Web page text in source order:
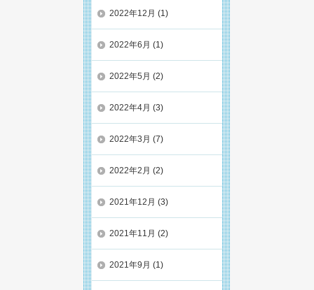
2022年12月 (1)
2022年6月 (1)
2022年5月 (2)
2022年4月 (3)
2022年3月 (7)
2022年2月 (2)
2021年12月 (3)
2021年11月 (2)
2021年9月 (1)